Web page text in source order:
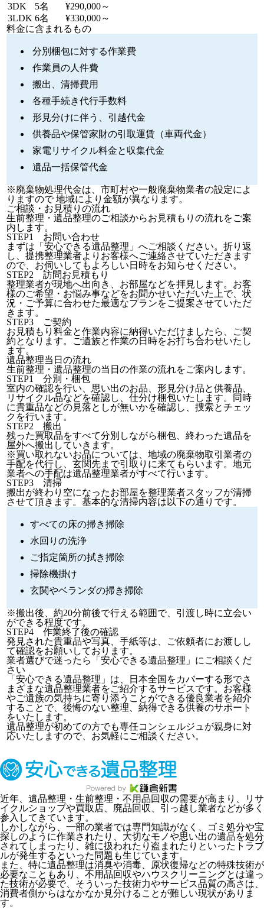
3DK
5名
¥290,000～
3LDK 6名
¥330,000～
料金に含まれるもの
分別梱包に対する作業費
作業員の人件費
搬出、清掃費用
各種手続き代行手数料
形見分けに伴う、引越代金
供養品や保管家財の引取運賃（車両代金）
家電リサイクル料金と収集代金
遺品一括保管代金
※廃棄物処理代金は、市町村や一般廃棄物業者の設定によ
りますので 地域により金額が異なります。
ご相談・お見積りの流れ
生前整理・遺品整理のご相談からお見積もりの流れをご案
内します。
STEP1 お問い合わせ
まずは 「安心できる遺品整理」へご相談ください。折り返
し、提携整理業者よりお客様へご連絡させていただきます
ので、お伺いしてもよろしい日時をお知らせください。
STEP2 訪問お見積もり
整理業者が現地へ出向き、お部屋などを拝見します。お客
様のご希望・お悩み事などをお聞かせいただいた上で、状
況・ご予算に合わせた最適なプランをご提案させていただ
きます。
STEP3 ご契約
お見積もり料金と作業内容に納得いただけましたら、ご契
約となります。ご遺族と作業の日時をお打ち合わせいたし
ます。
遺品整理当日の流れ
生前整理・遺品整理の当日の作業の流れをご案内します。
STEP1 分別・梱包
室内の確認を行い、思い出のお品、形見分け品と供養品、
リサイクル品などを確認し、仕分け梱包いたします。同時
に貴重品などの見落としが無いかを確認し、捜索とチェッ
クを行います。
STEP2 搬出
残った買取品をすべて分別しながら梱包、終わった遺品を
屋外へ搬出していきます。
※買い取れないお品については、地域の廃棄物取引業者の
手配を代行し、玄関先まで引取りに来てもらいます。地元
業者への手配は遺品整理業者がすべて行います。
STEP3 清掃
搬出が終わり空になったお部屋を整理業者スタッフが清掃
させて頂きます。基本的な清掃内容は以下の通りです。
すべての床の掃き掃除
水回りの洗浄
ご指定箇所の拭き掃除
掃除機掛け
玄関やベランダの掃き掃除
※搬出後、約20分前後で行える範囲で、引渡し時に立会い
ができる程度です。
STEP4 作業終了後の確認
発見された貴重品や写真、手紙等は、ご依頼者にお渡しし
て確認をお願いしております。
業者選びで迷ったら「安心できる遺品整理」にご相談くだ
さい
「安心できる遺品整理」は、日本全国をカバーする形でさ
まざまな遺品整理業者をご紹介するサービスです。お客様
やご遺族の気持ちに寄り添うことができる優良業者を紹介
することで、後悔のない整理、納得できる供養のサポート
をいたします。
遺品整理が初めての方でも専任コンシェルジュが親身に対
応いたしますので、お気軽にご相談ください。
近年、遺品整理・生前整理・不用品回収の需要が高まり、リサ
イクルショップや買取店、廃品回収、引っ越し業者などが多く
参入してきています。
しかしながら、一部の業者では専門知識がなく、ゴミ処分や宝
探しのように作業されたり、大切なモノや思い出の遺品を処分
されてしまったり、雑に扱われたり盗まれたりといったトラブ
ルが発生するといった問題も生じています。
また、特に遺品整理は消臭や消毒、原状復帰などの特殊技術が
必要なこともあり、不用品回収やハウスクリーニングとは違っ
た技術が必要で、そういった技術力やサービス品質の高さは、
消費者側からはなかなか見分けることが難しい現状がありま
す。